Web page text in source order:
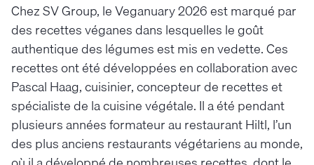
Chez SV Group, le Veganuary 2026 est marqué par
des recettes véganes dans lesquelles le goût
authentique des légumes est mis en vedette. Ces
recettes ont été développées en collaboration avec
Pascal Haag, cuisinier, concepteur de recettes et
spécialiste de la cuisine végétale. Il a été pendant
plusieurs années formateur au restaurant Hiltl, l’un
des plus anciens restaurants végétariens au monde,